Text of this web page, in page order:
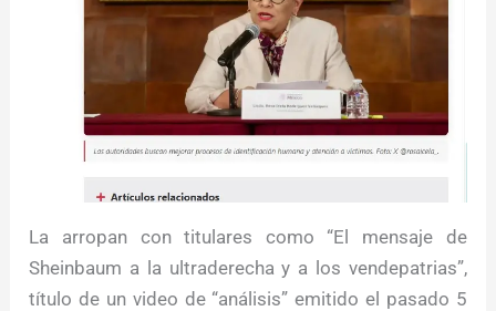
La arropan con titulares como “El mensaje de
Sheinbaum a la ultraderecha y a los vendepatrias”,
título de un video de “análisis” emitido el pasado 5